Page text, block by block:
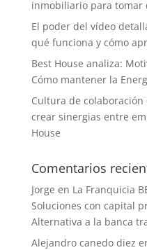
inmobiliario para tomar
El poder del vídeo
qué funciona y cómo
Best House analiza:
Cómo mantener la
Cultura de
crear sinergias entre
House
Comentarios
Jorge en La Franquicia
Soluciones con capital
Alternativa a la banca
Alejandro canedo diez